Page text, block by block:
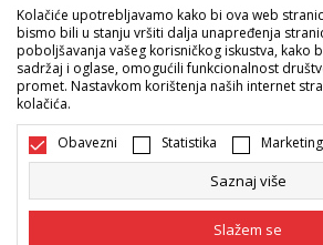
Bosna i Hercegovina Promijenite
Nastojimo da budemo što precizniji u opisu
i bez grešaka. Svi artikli prikazani na sajtu su
Kolačiće upotrebljavamo kako bi ova web
bismo bili u stanju vršiti dalja unapređenja
poboljšavanja vašeg korisničkog iskustva, kako
sadržaj i oglase, omogućili funkcionalnost
promet. Nastavkom korištenja naših internet
kolačića.
Obavezni Statistika Marketing
Saznaj više
Slažem se